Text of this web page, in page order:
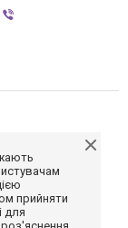
прийняти
для